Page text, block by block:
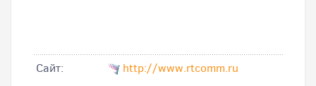
Cайт: http://www.rtcomm.ru